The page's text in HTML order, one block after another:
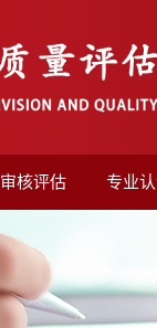
审核评估 专业